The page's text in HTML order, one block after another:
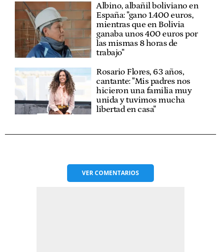
Albino, albañil boliviano en
España: "gano 1.400 euros,
mientras que en Bolivia
ganaba unos 400 euros por
las mismas 8 horas de
trabajo"
Rosario Flores, 63 años,
cantante: "Mis padres nos
hicieron una familia muy
unida y tuvimos mucha
libertad en casa"
VERCOMENTARIOS